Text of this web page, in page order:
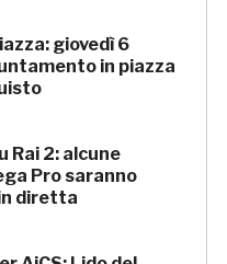
giovedì 6
in piazza
Rai 2: alcune
Pro saranno
diretta